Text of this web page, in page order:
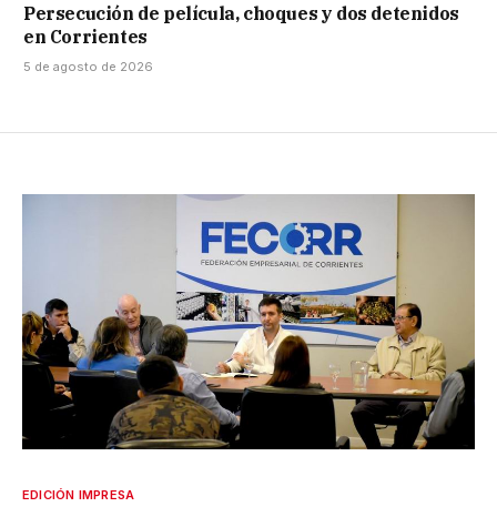
Persecución de película, choques y dos detenidos
en Corrientes
5 de agosto de 2026
EDICIÓN IMPRESA